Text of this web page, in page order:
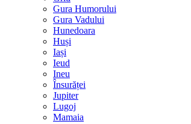
Gura Humorului
Gura Vadului
Hunedoara
Huși
Iași
Ieud
Ineu
Însurăței
Jupiter
Lugoj
Mamaia